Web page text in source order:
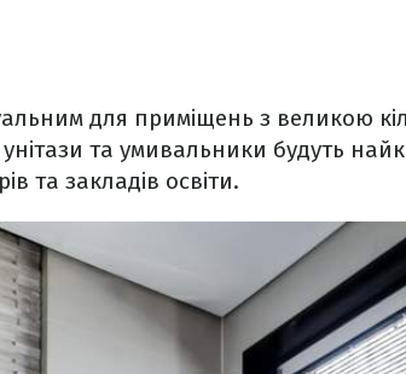
для приміщень з великою
унітази та умивальники будуть
та закладів освіти.